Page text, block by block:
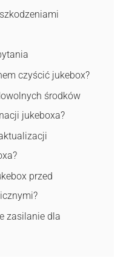
czyścić jukebox?
środków
jukeboxa?
przed
zasilanie dla